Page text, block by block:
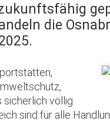
die
sicherlich völlig
sind für alle